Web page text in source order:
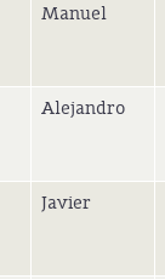
Manuel
Alejandro
Javier